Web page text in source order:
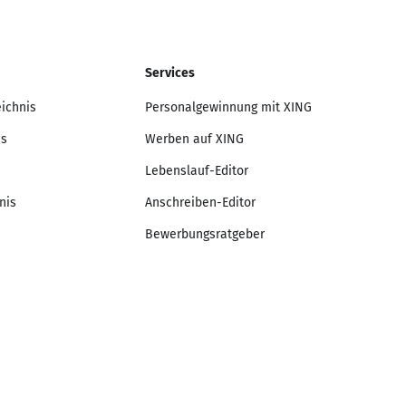
Services
Personalgewinnung mit XING
Werben auf XING
Lebenslauf-Editor
Anschreiben-Editor
Bewerbungsratgeber